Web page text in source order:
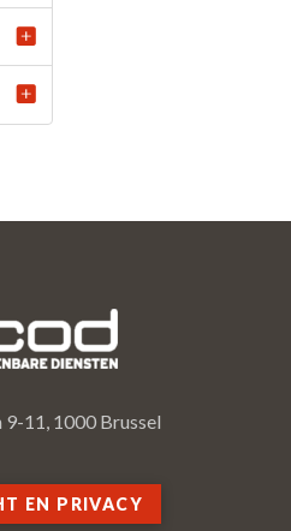
9-11, 1000 Brussel
EN PRIVACY